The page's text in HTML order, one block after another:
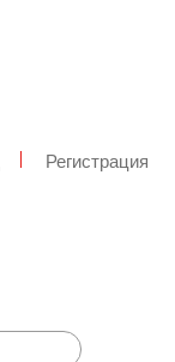
Регистрация